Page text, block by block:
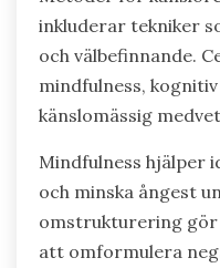
inkluderar tekniker
och välbefinnande.
mindfulness,
känslomässig
Mindfulness hjälper
och minska ångest
omstrukturering
att omformulera